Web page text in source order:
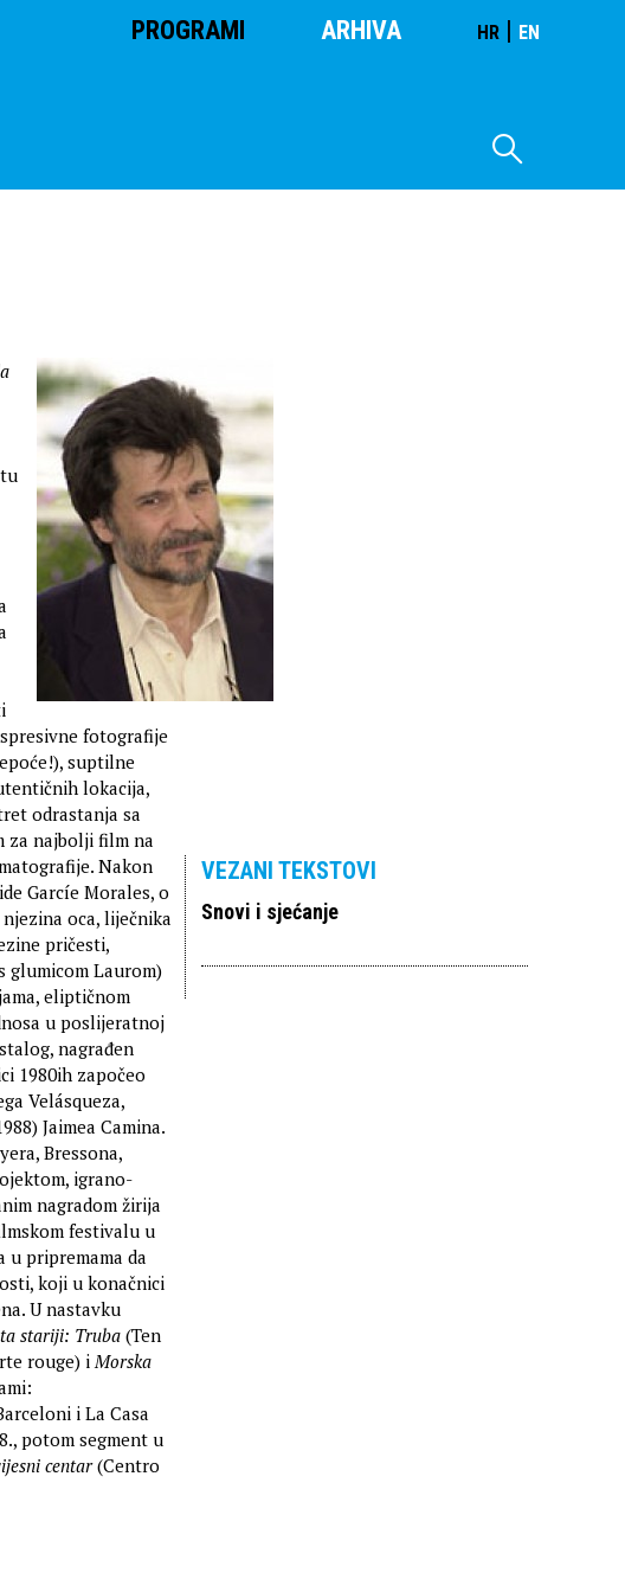
PROGRAMI ARHIVA HR | EN
fotografije
suptilne
lokacija,
odrastanja sa
za najbolji film na
Nakon
Garcíe Morales, o
oca, liječnika
pričesti,
glumicom Laurom)
eliptičnom
u poslijeratnoj
nagrađen
1980ih započeo
Velásqueza,
Jaimea Camina.
Bressona,
igrano-
nagradom žirija
festivalu u
pripremama da
koji u konačnici
U nastavku
stariji: Truba (Ten
rouge) iMorska
i La Casa
potom segment u
centar(Centro
VEZANI TEKSTOVI
Snovi i sjećanje